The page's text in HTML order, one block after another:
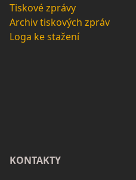
Tiskové zprávy
Archiv tiskových zpráv
Loga ke stažení
KONTAKTY